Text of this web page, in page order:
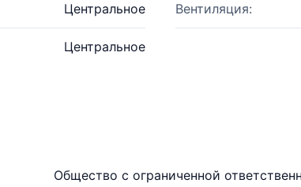
Центральное Вентиляция:
Центральное
Общество с ограниченной